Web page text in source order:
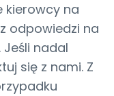
kierowcy na
odpowiedzi na
nadal
się z nami. Z